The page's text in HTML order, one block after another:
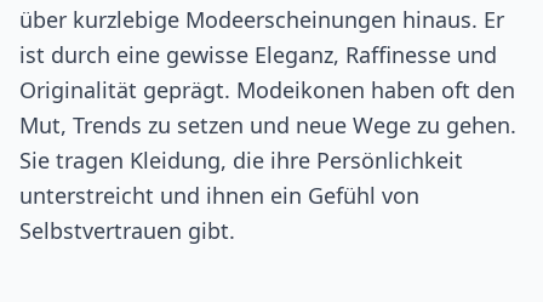
über kurzlebige Modeerscheinungen hinaus. Er
ist durch eine gewisse Eleganz, Raffinesse und
Originalität geprägt. Modeikonen haben oft den
Mut, Trends zu setzen und neue Wege zu gehen.
Sie tragen Kleidung, die ihre Persönlichkeit
unterstreicht und ihnen ein Gefühl von
Selbstvertrauen gibt.